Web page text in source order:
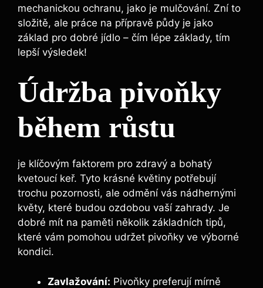
mechanickou ochranu, jako je mulčování.‌ Zní to
složitě, ⁣ale práce na přípravě‍ půdy‍ je jako
základ pro dobré⁤ jídlo – čím lépe základy, tím
lepší výsledek!
Údržba pivoňky
během růstu
je klíčovým faktorem pro zdravý a⁣ bohatý
kvetoucí keř. Tyto krásné květiny ‍potřebují
trochu pozornosti, ale​ odmění vás ‌nádhernými
květy, ⁢které budou ozdobou vaší zahrady. Je
dobré mít ⁣na paměti několik základních‌ tipů,
které vám⁤ pomohou udržet pivoňky ve ‍výborné
kondici.
Zavlažování: Pivoňky preferují mírně